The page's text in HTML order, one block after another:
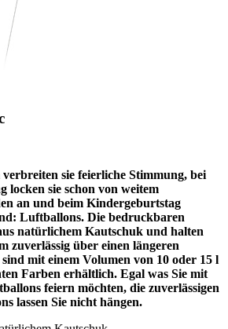
sie feierliche Stimmung, bei
locken sie schon von weitem
an und beim Kindergeburtstag
Luftballons. Die bedruckbaren
natürlichem Kautschuk und halten
zuverlässig über einen längeren
mit einem Volumen von 10 oder 15 l
Farben erhältlich. Egal was Sie mit
feiern möchten, die zuverlässigen
lassen Sie nicht hängen.